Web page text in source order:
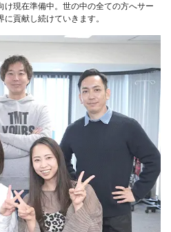
現在準備中。世の中の全ての方へサー
貢献し続けていきます。